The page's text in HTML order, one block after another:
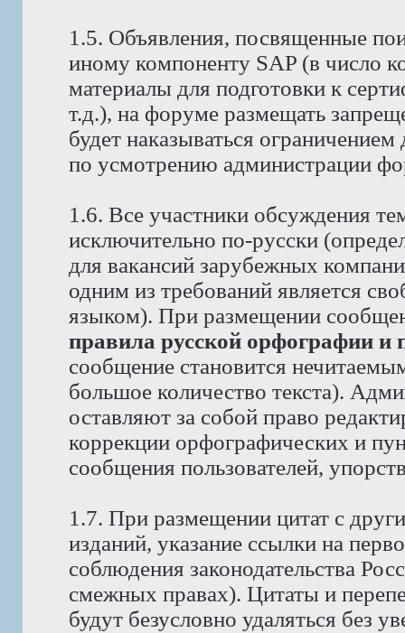
1.5. Объявления, посвященные
иному компоненту SAP (в число
материалы для подготовки к
т.д.), на форуме размещать
будет наказываться
по усмотрению администрации
1.6. Все участники обсуждения
исключительно по-русски
для вакансий зарубежных
одним из требований является
языком). При размещении
правила русской орфографии и
сообщение становится
большое количество текста).
оставляют за собой право
коррекции орфографических и
сообщения пользователей,
1.7. При размещении цитат с
изданий, указание ссылки на
соблюдения законодательства
смежных правах). Цитаты и
будут безусловно удаляться без